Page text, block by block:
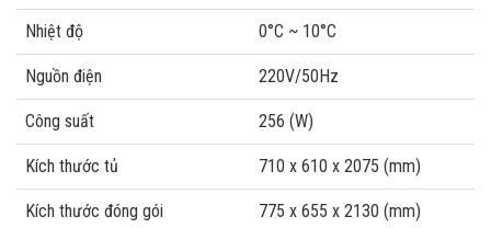
Nhiệt độ 0°C ~ 10°C
Nguồn điện 220V/50Hz
Công suất 256 (W)
Kích thước tủ 710 x 610 x 2075 (mm)
Kích thước đóng gói 775 x 655 x 2130 (mm)